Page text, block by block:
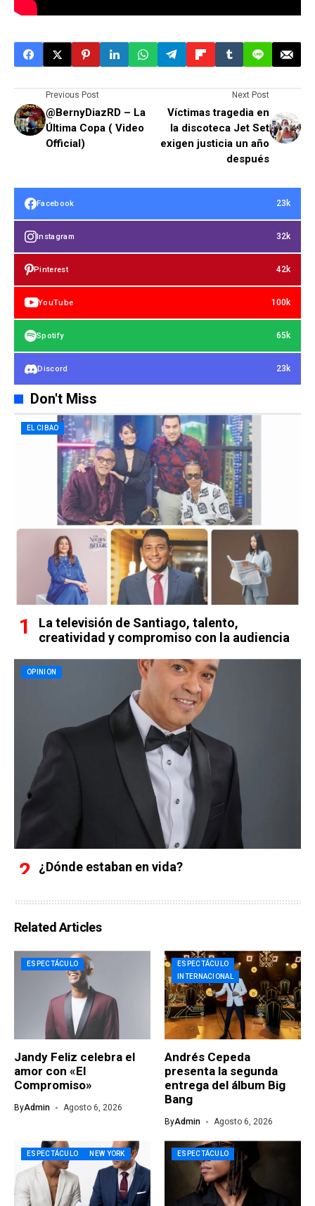
Previous Post
@BernyDiazRD – La
Última Copa ( Video
Official)
Next Post
Víctimas tragedia en
la discoteca Jet Set
exigen justicia un año
después
Facebook 23k
Instagram 32k
Pinterest 42k
YouTube 100k
Spotify 65k
Discord 23k
Don't Miss
EL CIBAO
La televisión de Santiago, talento,
creatividad y compromiso con la audiencia
OPINION
¿Dónde estaban en vida?
Related Articles
ESPECTÁCULO
Jandy Feliz celebra el
amor con «El
Compromiso»
ByAdmin Agosto 6, 2026
ESPECTÁCULO
INTERNACIONAL
Andrés Cepeda
presenta la segunda
entrega del álbum Big
Bang
ByAdmin Agosto 6, 2026
ESPECTÁCULO NEW YORK ESPECTÁCULO